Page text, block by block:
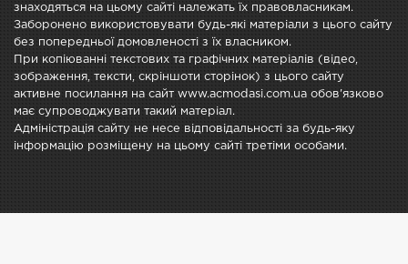
знаходяться на цьому сайті належать їх правовласникам.
Заборонено використовувати будь-які матеріали з цього сайту
без попередньої домовленості з їх власником.
При копіюванні текстових та графічних матеріалів (відео,
зображення, тексти, скріншоти сторінок) з цього сайту
активне посилання на сайт www.acmodasi.com.ua обов'язково
має супроводжувати такий матеріал.
Адміністрація сайту не несе відповідальності за будь-яку
інформацію розміщену на цьому сайті третіми особами.